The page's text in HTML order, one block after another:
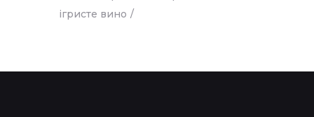
ігристе вино